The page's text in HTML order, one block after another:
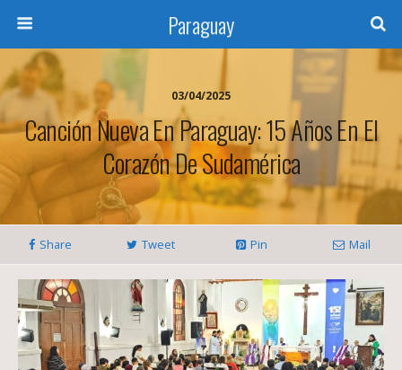
Paraguay
03/04/2025
Canción Nueva En Paraguay: 15 Años En El
Corazón De Sudamérica
Share Tweet Pin Mail